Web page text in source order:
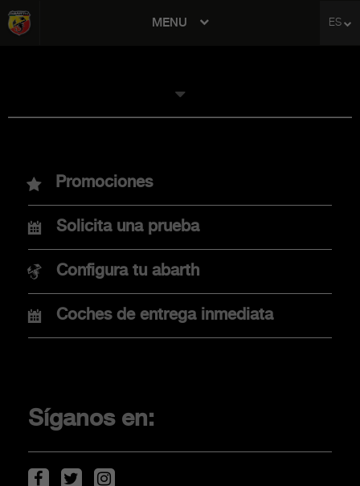
MENU ES
MODELOS
Nuevo Abarth 600e
Nuevo Abarth 500e
COMPRA
Financiación
Localiza tu concesionario
Promociones
Solicita una prueba
Configura tu abarth
Coches de entrega inmediata
Síganos en: